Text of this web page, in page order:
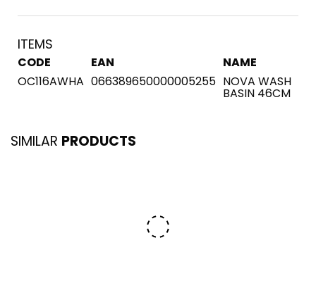
ITEMS
CODE EAN
NAME
OC116AWHA 066389650000005255 NOVA WASH
BASIN 46CM
SIMILAR PRODUCTS